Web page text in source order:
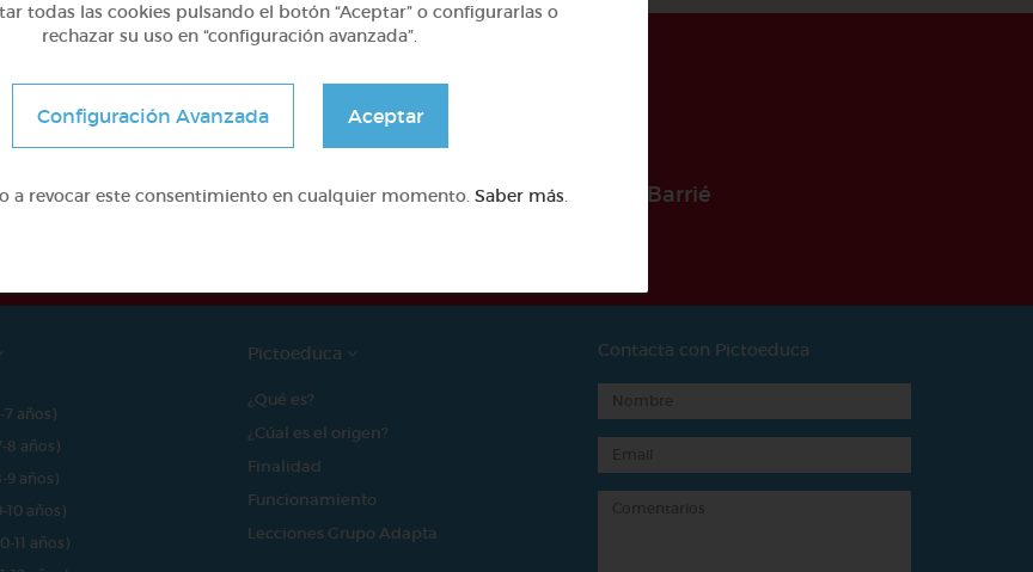
ha sido posible gracias al mecenazgo de la Fundación Barrié
7 años)
8 años)
9 años)
10 años)
11 años)
Pictoeduca
¿Qué es?
¿Cúal es el origen?
Finalidad
Funcionamiento
Lecciones Grupo Adapta
Contacta con Pictoeduca
todas las cookies pulsando el botón “Aceptar” o configurarlas o
rechazar su uso en “configuración avanzada”.
Configuración Avanzada Aceptar
a revocar este consentimiento en cualquier momento. Saber más.